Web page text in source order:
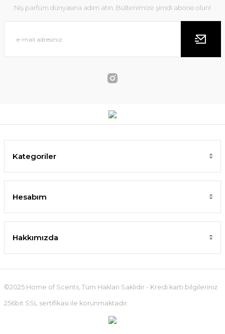
Niş parfüm dünyasına adım atın. Bültenimize şimdi abone olun!
Kategoriler
Hesabım
Hakkımızda
©2025 Home of Scents, Tüm Hakları Saklıdır - Kredi kartı bilgileriniz
256bit SSL sertifikası ile korunmaktadır.